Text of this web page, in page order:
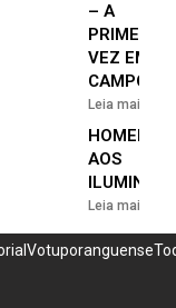
– A
PRIMEIRA
VEZ EM
CAMPO
Leia mais »
AOS
Leia mais »